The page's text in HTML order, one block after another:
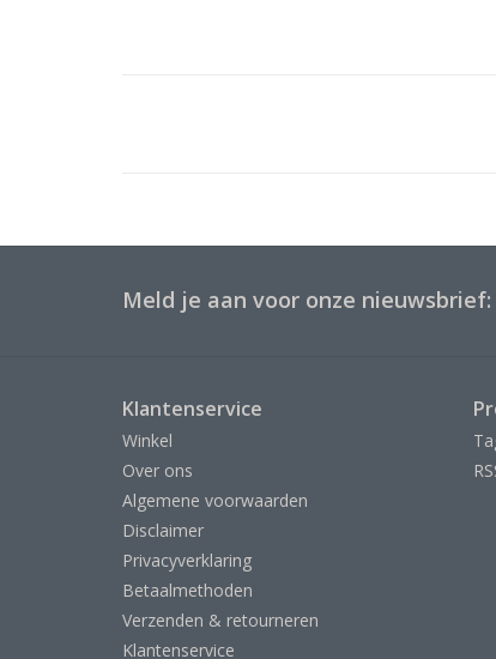
Meld je aan voor onze nieuwsbrief:
Klantenservice
Winkel
Over ons
Algemene voorwaarden
Disclaimer
Privacyverklaring
Betaalmethoden
Verzenden & retourneren
Klantenservice